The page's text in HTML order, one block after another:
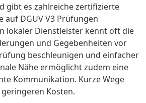
gibt es zahlreiche zertifizierte
auf DGUV V3 Prüfungen
lokaler Dienstleister kennt oft die
und Gegebenheiten vor
beschleunigen und einfacher
Nähe ermöglicht zudem eine
Kommunikation. Kurze Wege
Kosten.